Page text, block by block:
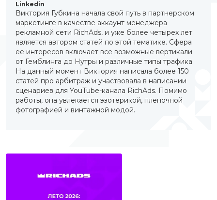
Linkedin
Виктория Губкина начала свой путь в партнерском
маркетинге в качестве аккаунт менеджера
рекламной сети RichAds, и уже более четырех лет
является автором статей по этой тематике. Сфера
ее интересов включает все возможные вертикали
от Гемблинга до Нутры и различные типы трафика.
На данный момент Виктория написала более 150
статей про арбитраж и участвовала в написании
сценариев для YouTube-канала RichAds. Помимо
работы, она увлекается эзотерикой, пленочной
фотографией и винтажной модой.